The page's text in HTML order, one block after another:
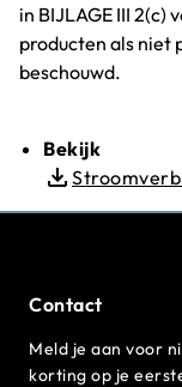
in BIJLAGE III 2(c)
producten als niet
beschouwd.
Bekijk
Contact
Meld je aan voor
korting op je